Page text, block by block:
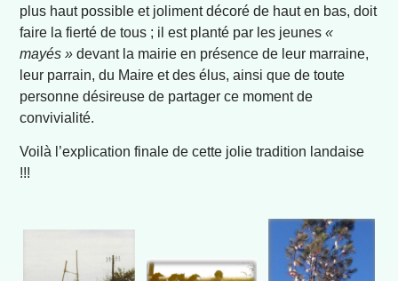
plus haut possible et joliment décoré de haut en bas, doit
faire la fierté de tous ; il est planté par les jeunes«
mayés » devant la mairie en présence de leur marraine,
leur parrain, du Maire et des élus, ainsi que de toute
personne désireuse de partager ce moment de
convivialité.
Voilà l’explication finale de cette jolie tradition landaise
!!!